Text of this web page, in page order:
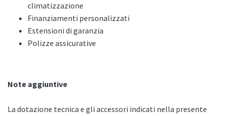
climatizzazione
Finanziamenti personalizzati
Estensioni di garanzia
Polizze assicurative
Note aggiuntive
La dotazione tecnica e gli accessori indicati nella presente